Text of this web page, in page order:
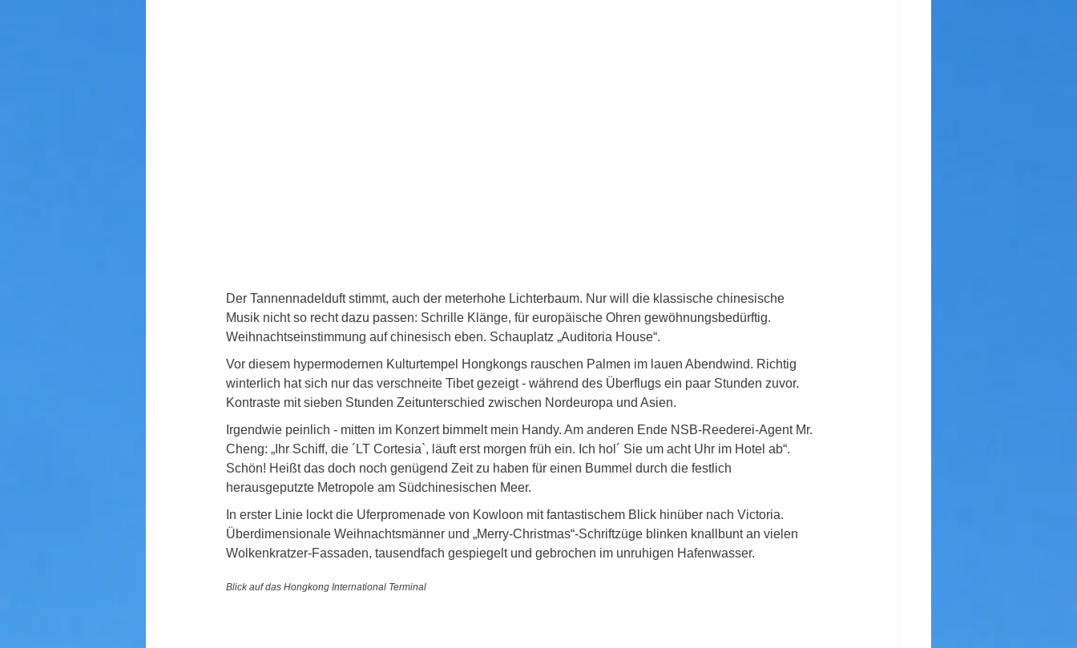
Der Tannennadelduft stimmt, auch der meterhohe Lichterbaum. Nur will die klassische chinesische
Musik nicht so recht dazu passen: Schrille Klänge, für europäische Ohren gewöhnungsbedürftig.
Weihnachtseinstimmung auf chinesisch eben. Schauplatz „Auditoria House“.
Vor diesem hypermodernen Kulturtempel Hongkongs rauschen Palmen im lauen Abendwind. Richtig
winterlich hat sich nur das verschneite Tibet gezeigt - während des Überflugs ein paar Stunden zuvor.
Kontraste mit sieben Stunden Zeitunterschied zwischen Nordeuropa und Asien.
Irgendwie peinlich - mitten im Konzert bimmelt mein Handy. Am anderen Ende NSB-Reederei-Agent Mr.
Cheng: „Ihr Schiff, die ´LT Cortesia`, läuft erst morgen früh ein. Ich hol´ Sie um acht Uhr im Hotel ab“.
Schön! Heißt das doch noch genügend Zeit zu haben für einen Bummel durch die festlich
herausgeputzte Metropole am Südchinesischen Meer.
In erster Linie lockt die Uferpromenade von Kowloon mit fantastischem Blick hinüber nach Victoria.
Überdimensionale Weihnachtsmänner und „Merry-Christmas“-Schriftzüge blinken knallbunt an vielen
Wolkenkratzer-Fassaden, tausendfach gespiegelt und gebrochen im unruhigen Hafenwasser.
Blick auf das Hongkong International Terminal